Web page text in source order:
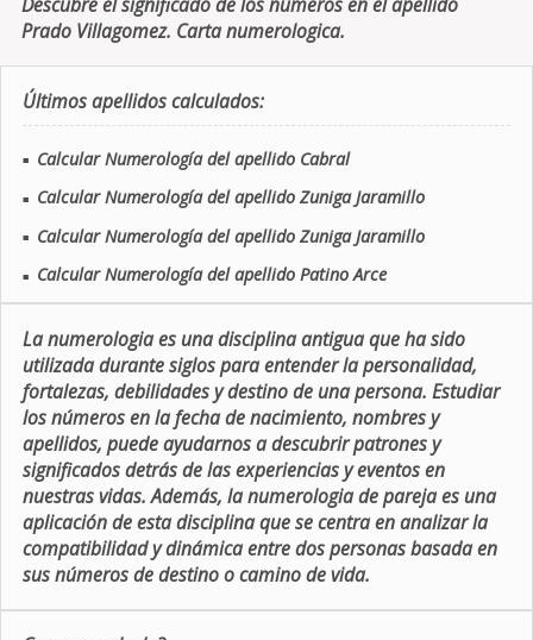
Prado Villagomez. Carta numerologica.
Últimos apellidos calculados:
■ Calcular Numerología del apellido Cabral
■ Calcular Numerología del apellido Zuniga Jaramillo
■ Calcular Numerología del apellido Zuniga Jaramillo
■ Calcular Numerología del apellido Patino Arce
La numerologia es una disciplina antigua que ha sido
utilizada durante siglos para entender la personalidad,
fortalezas, debilidades y destino de una persona. Estudiar
los números en la fecha de nacimiento, nombres y
apellidos, puede ayudarnos a descubrir patrones y
significados detrás de las experiencias y eventos en
nuestras vidas. Además, la numerologia de pareja es una
aplicación de esta disciplina que se centra en analizar la
compatibilidad y dinámica entre dos personas basada en
sus números de destino o camino de vida.